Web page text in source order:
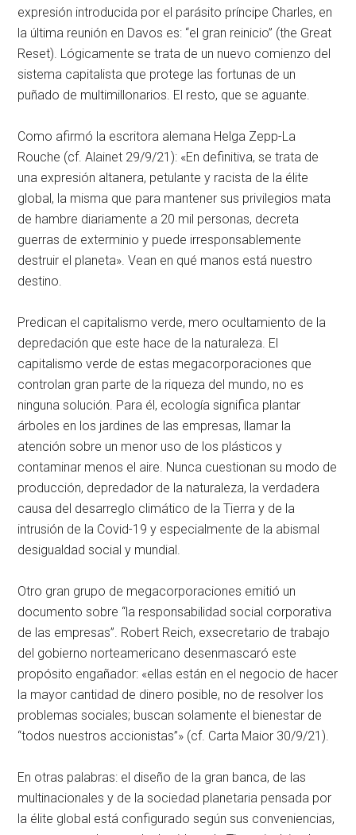
expresión introducida por el parásito príncipe Charles, en
la última reunión en Davos es: “el gran reinicio” (the Great
Reset). Lógicamente se trata de un nuevo comienzo del
sistema capitalista que protege las fortunas de un
puñado de multimillonarios. El resto, que se aguante.
Como afirmó la escritora alemana Helga Zepp-La
Rouche (cf. Alainet 29/9/21): «En definitiva, se trata de
una expresión altanera, petulante y racista de la élite
global, la misma que para mantener sus privilegios mata
de hambre diariamente a 20 mil personas, decreta
guerras de exterminio y puede irresponsablemente
destruir el planeta». Vean en qué manos está nuestro
destino.
Predican el capitalismo verde, mero ocultamiento de la
depredación que este hace de la naturaleza. El
capitalismo verde de estas megacorporaciones que
controlan gran parte de la riqueza del mundo, no es
ninguna solución. Para él, ecología significa plantar
árboles en los jardines de las empresas, llamar la
atención sobre un menor uso de los plásticos y
contaminar menos el aire. Nunca cuestionan su modo de
producción, depredador de la naturaleza, la verdadera
causa del desarreglo climático de la Tierra y de la
intrusión de la Covid-19 y especialmente de la abismal
desigualdad social y mundial.
Otro gran grupo de megacorporaciones emitió un
documento sobre “la responsabilidad social corporativa
de las empresas”. Robert Reich, exsecretario de trabajo
del gobierno norteamericano desenmascaró este
propósito engañador: «ellas están en el negocio de hacer
la mayor cantidad de dinero posible, no de resolver los
problemas sociales; buscan solamente el bienestar de
“todos nuestros accionistas”» (cf. Carta Maior 30/9/21).
En otras palabras: el diseño de la gran banca, de las
multinacionales y de la sociedad planetaria pensada por
la élite global está configurado según sus conveniencias,